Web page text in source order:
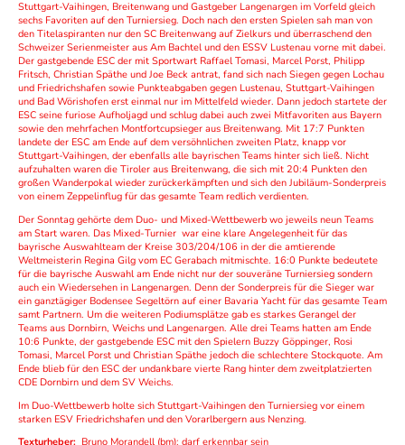
Stuttgart-Vaihingen, Breitenwang und Gastgeber Langenargen im Vorfeld gleich
sechs Favoriten auf den Turniersieg. Doch nach den ersten Spielen sah man von
den Titelaspiranten nur den SC Breitenwang auf Zielkurs und überraschend den
Schweizer Serienmeister aus Am Bachtel und den ESSV Lustenau vorne mit dabei.
Der gastgebende ESC der mit Sportwart Raffael Tomasi, Marcel Porst, Philipp
Fritsch, Christian Späthe und Joe Beck antrat, fand sich nach Siegen gegen Lochau
und Friedrichshafen sowie Punkteabgaben gegen Lustenau, Stuttgart-Vaihingen
und Bad Wörishofen erst einmal nur im Mittelfeld wieder. Dann jedoch startete der
ESC seine furiose Aufholjagd und schlug dabei auch zwei Mitfavoriten aus Bayern
sowie den mehrfachen Montfortcupsieger aus Breitenwang. Mit 17:7 Punkten
landete der ESC am Ende auf dem versöhnlichen zweiten Platz, knapp vor
Stuttgart-Vaihingen, der ebenfalls alle bayrischen Teams hinter sich ließ. Nicht
aufzuhalten waren die Tiroler aus Breitenwang, die sich mit 20:4 Punkten den
großen Wanderpokal wieder zurückerkämpften und sich den Jubiläum-Sonderpreis
von einem Zeppelinflug für das gesamte Team redlich verdienten.
Der Sonntag gehörte dem Duo- und Mixed-Wettbewerb wo jeweils neun Teams
am Start waren. Das Mixed-Turnier war eine klare Angelegenheit für das
bayrische Auswahlteam der Kreise 303/204/106 in der die amtierende
Weltmeisterin Regina Gilg vom EC Gerabach mitmischte. 16:0 Punkte bedeutete
für die bayrische Auswahl am Ende nicht nur der souveräne Turniersieg sondern
auch ein Wiedersehen in Langenargen. Denn der Sonderpreis für die Sieger war
ein ganztägiger Bodensee Segeltörn auf einer Bavaria Yacht für das gesamte Team
samt Partnern. Um die weiteren Podiumsplätze gab es starkes Gerangel der
Teams aus Dornbirn, Weichs und Langenargen. Alle drei Teams hatten am Ende
10:6 Punkte, der gastgebende ESC mit den Spielern Buzzy Göppinger, Rosi
Tomasi, Marcel Porst und Christian Späthe jedoch die schlechtere Stockquote. Am
Ende blieb für den ESC der undankbare vierte Rang hinter dem zweitplatzierten
CDE Dornbirn und dem SV Weichs.
Im Duo-Wettbewerb holte sich Stuttgart-Vaihingen den Turniersieg vor einem
starken ESV Friedrichshafen und den Vorarlbergern aus Nenzing.
Texturheber: Bruno Morandell (bm); darf erkennbar sein